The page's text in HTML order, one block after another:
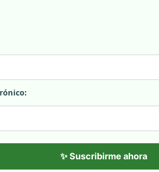
✨ Suscribirme ahora